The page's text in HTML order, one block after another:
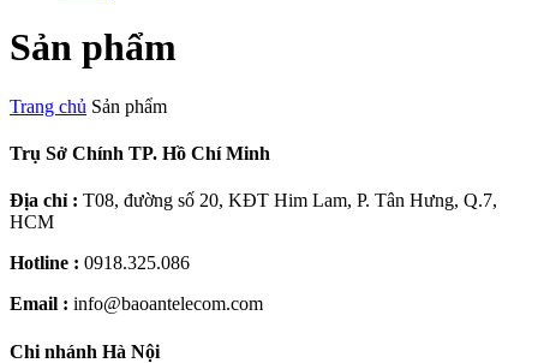
Sản phẩm
Trang chủ Sản phẩm
Trụ Sở Chính TP. Hồ Chí Minh
Địa chỉ : T08, đường số 20, KĐT Him Lam, P. Tân Hưng, Q.7,
HCM
Hotline : 0918.325.086
Email : info@baoantelecom.com
Chi nhánh Hà Nội